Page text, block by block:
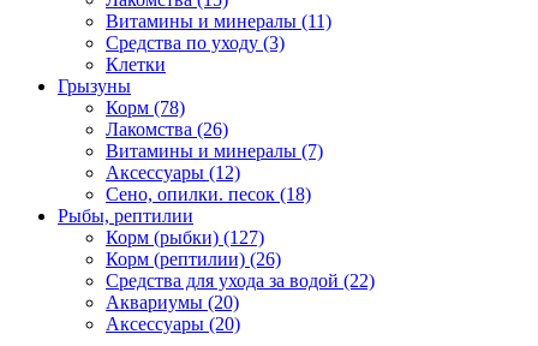
Витамины и минералы (11)
Средства по уходу (3)
Клетки
Грызуны
Корм (78)
Лакомства (26)
Витамины и минералы (7)
Аксессуары (12)
Сено, опилки. песок (18)
Рыбы, рептилии
Корм (рыбки) (127)
Корм (рептилии) (26)
Средства для ухода за водой (22)
Аквариумы (20)
Аксессуары (20)